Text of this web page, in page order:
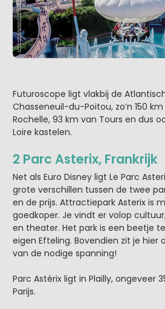
Futuroscope ligt vlakbij de
Chasseneuil-du-Poitou, zo’n 150
Rochelle, 93 km van Tours en dus
Loire kastelen.
2 Parc Asterix, Frankrijk
Net als Euro Disney ligt Le Parc
grote verschillen tussen de twee
en de prijs. Attractiepark Asterix is
goedkoper. Je vindt er volop
en theater. Het park is een beetje
eigen Efteling. Bovendien zit je hier
van de nodige spanning!
Parc Astérix ligt in Plailly, ongeveer
Parijs.